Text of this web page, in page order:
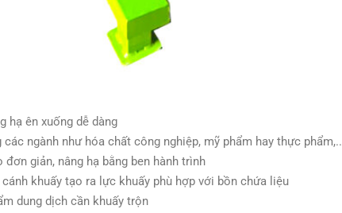
hạ ên xuống dễ dàng
các ngành như hóa chất công nghiệp, mỹ phẩm hay thực phẩm,..
giản, nâng hạ bằng ben hành trình
khuấy tạo ra lực khuấy phù hợp với bồn chứa liệu
dung dịch cần khuấy trộn